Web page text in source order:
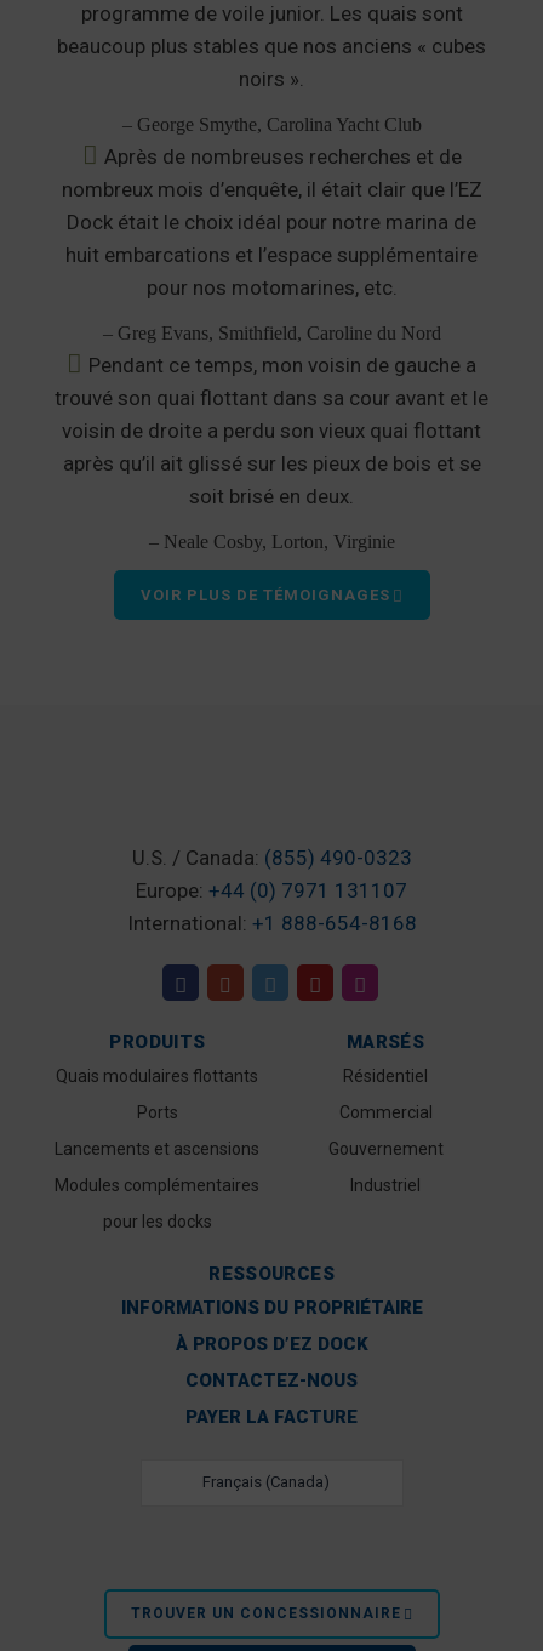
programme de voile junior. Les quais sont
beaucoup plus stables que nos anciens « cubes
noirs ».
– George Smythe, Carolina Yacht Club
Après de nombreuses recherches et de
nombreux mois d’enquête, il était clair que l’EZ
Dock était le choix idéal pour notre marina de
huit embarcations et l’espace supplémentaire
pour nos motomarines, etc.
– Greg Evans, Smithfield, Caroline du Nord
Pendant ce temps, mon voisin de gauche a
trouvé son quai flottant dans sa cour avant et le
voisin de droite a perdu son vieux quai flottant
après qu’il ait glissé sur les pieux de bois et se
soit brisé en deux.
– Neale Cosby, Lorton, Virginie
VOIR PLUS DE TÉMOIGNAGES
U.S. / Canada: (855) 490-0323
Europe: +44 (0) 7971 131107
International: +1 888-654-8168
PRODUITS
Quais modulaires flottants
Ports
Lancements et ascensions
Modules complémentaires
pour les docks
MARSÉS
Résidentiel
Commercial
Gouvernement
Industriel
RESSOURCES
INFORMATIONS DU PROPRIÉTAIRE
À PROPOS D’EZ DOCK
CONTACTEZ-NOUS
PAYER LA FACTURE
Français (Canada)
TROUVER UN CONCESSIONNAIRE